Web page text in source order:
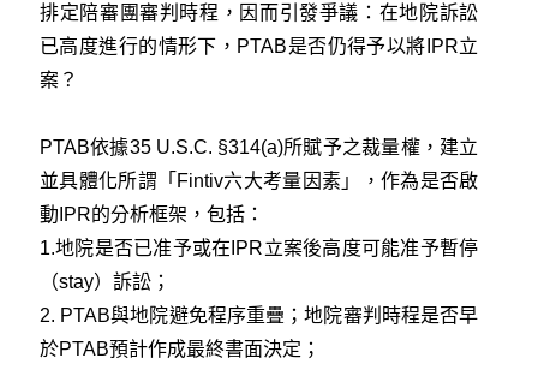
排定陪審團審判時程，因而引發爭議：在地院訴訟
已高度進行的情形下，PTAB是否仍得予以將IPR立
案？
PTAB依據35 U.S.C. §314(a)所賦予之裁量權，建立
並具體化所謂「Fintiv六大考量因素」，作為是否啟
動IPR的分析框架，包括：
1.地院是否已准予或在IPR立案後高度可能准予暫停
（stay）訴訟；
2. PTAB與地院避免程序重疊；地院審判時程是否早
於PTAB預計作成最終書面決定；